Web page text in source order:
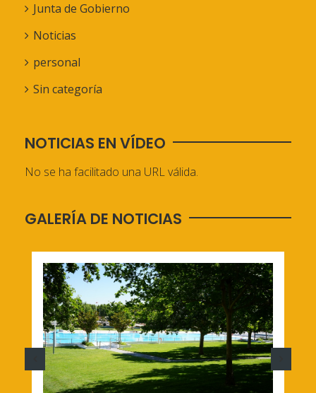
Junta de Gobierno
Noticias
personal
Sin categoría
NOTICIAS EN VÍDEO
No se ha facilitado una URL válida.
GALERÍA DE NOTICIAS